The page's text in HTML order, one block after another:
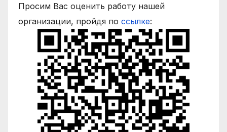
Просим Вас оценить работу нашей
организации, пройдя по ссылке: